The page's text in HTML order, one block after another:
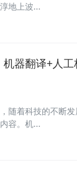
地上波...
器翻译+人
随着科技的不断
容。机...